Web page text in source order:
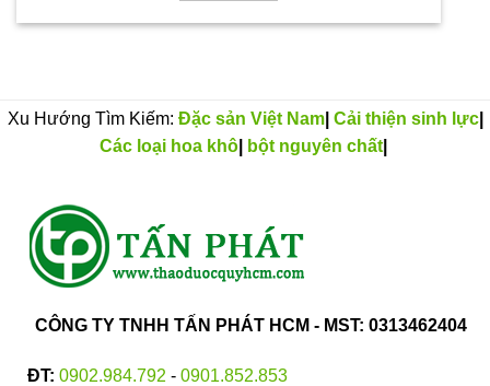
Xu Hướng Tìm Kiếm: Đặc sản Việt Nam| Cải thiện sinh lực|
Các loại hoa khô| bột nguyên chất|
CÔNG TY TNHH TẤN PHÁT HCM - MST: 0313462404
ĐT: 0902.984.792 - 0901.852.853